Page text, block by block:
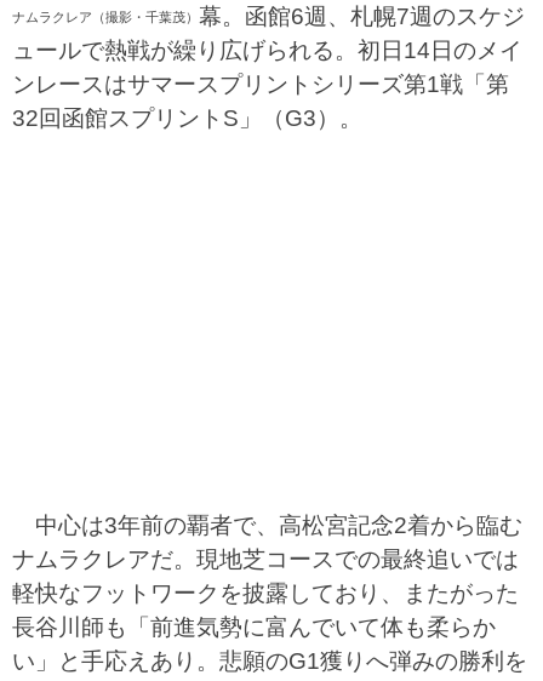
ナムラクレア（撮影・千葉茂） 幕。函館6週、札幌7週のスケジ
ュールで熱戦が繰り広げられる。初日14日のメイ
ンレースはサマースプリントシリーズ第1戦「第
32回函館スプリントS」（G3）。
中心は3年前の覇者で、高松宮記念2着から臨む
ナムラクレアだ。現地芝コースでの最終追いでは
軽快なフットワークを披露しており、またがった
長谷川師も「前進気勢に富んでいて体も柔らか
い」と手応えあり。悲願のG1獲りへ弾みの勝利を